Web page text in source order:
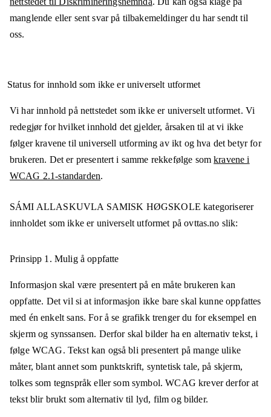
manglende eller sent svar på tilbakemeldinger du har sendt til
oss.
Status for innhold som ikke er universelt utformet
Vi har innhold på nettstedet som ikke er universelt utformet. Vi
redegjør for hvilket innhold det gjelder, årsaken til at vi ikke
følger kravene til universell utforming av ikt og hva det betyr for
brukeren. Det er presentert i samme rekkefølge somkravene i
WCAG 2.1-standarden.
SÁMI ALLASKUVLA SAMISK HØGSKOLE kategoriserer
innholdet som ikke er universelt utformet påovttas.no slik:
Prinsipp 1. Mulig å oppfatte
Informasjon skal være presentert på en måte brukeren kan
oppfatte. Det vil si at informasjon ikke bare skal kunne oppfattes
med én enkelt sans. For å se grafikk trenger du for eksempel en
skjerm og synssansen. Derfor skal bilder ha en alternativ tekst, i
følge WCAG. Tekst kan også bli presentert på mange ulike
måter, blant annet som punktskrift, syntetisk tale, på skjerm,
tolkes som tegnspråk eller som symbol. WCAG krever derfor at
tekst blir brukt som alternativ til lyd, film og bilder.